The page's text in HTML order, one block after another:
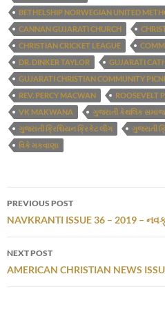
BETHELSHIP NORWEGIAN UNITED
CANNAN GUJARATI CHURCH
CHRISTIAN CRICKET LEAGUE
DR. DINKER TAYLOR
GUJARATI
GUJARATI CHRISTIAN COMMUNITY
REV. PERCY MACWAN
ROOSEVELT
VK MAKWANA
ગુજરાતી કેથલિક
ગુજરાતી ક્રિશ્ચિયન ક્રિકેટ લીગ
ગુજરાતી
વિકે મકવાણા
Post
navigation
PREVIOUS POST
NAVKRANTI ISSUE 36 – 2019 –
NEXT POST
AMERICAN CHRISTIAN NEWS